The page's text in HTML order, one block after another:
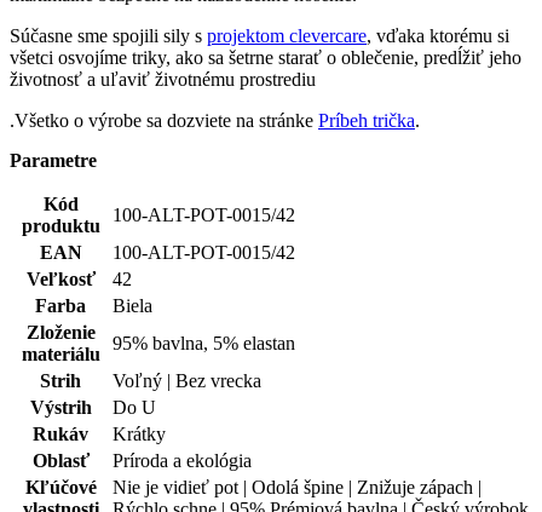
produktu
100-ALT-POT-0015/42
EAN
100-ALT-POT-0015/42
Farba
Biela
Zloženie
materiálu
Strih
Výstrih
Do U
Rukáv
Krátky
Oblasť
Príroda a ekológia
Kľúčové
vlastnosti
Nie je vidieť pot | Odolá špine | Znižuje zápach |
Spolupráca
CityZen originál
Typ
oblečenia
Tričká
Potlač
Áno
Pohlavie
Žena
Hodnotenie produktu